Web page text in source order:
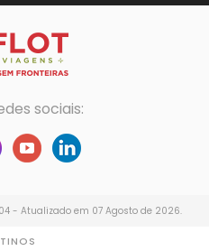
sociais:
- Atualizado em 07 Agosto de 2026.